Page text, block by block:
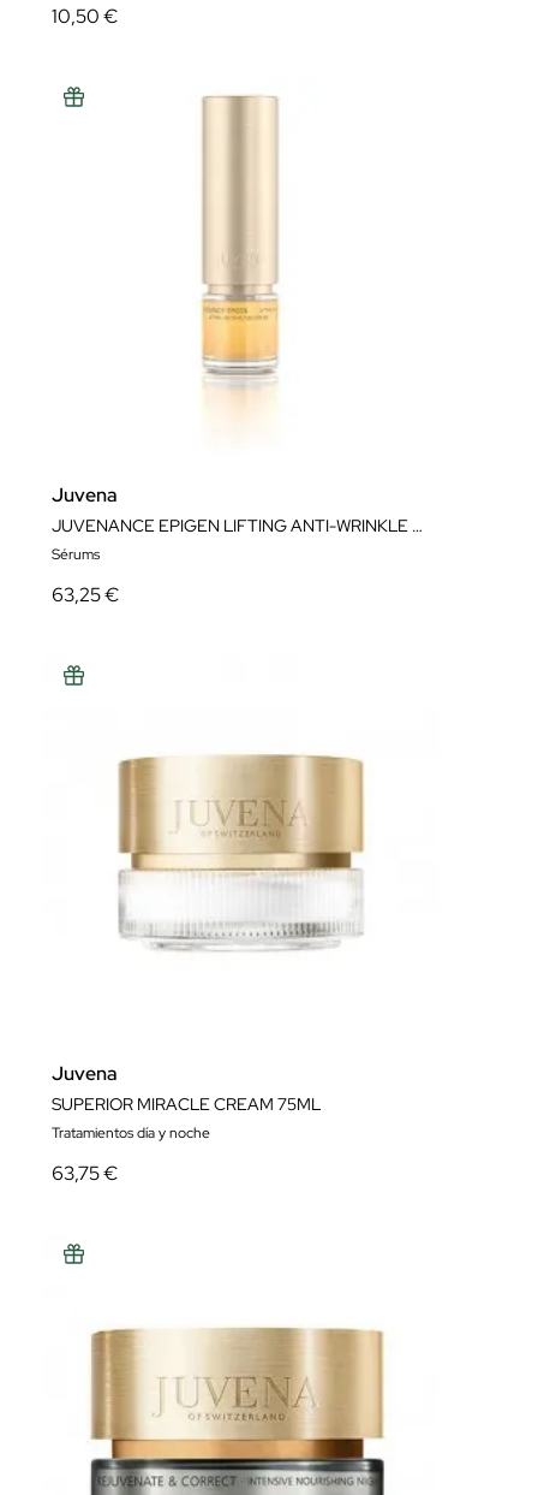
10,50 €
Juvena
JUVENANCE EPIGEN LIFTING ANTI-WRINKLE SERUM 30ML
Sérums
63,25 €
Juvena
SUPERIOR MIRACLE CREAM 75ML
Tratamientos día y noche
63,75 €